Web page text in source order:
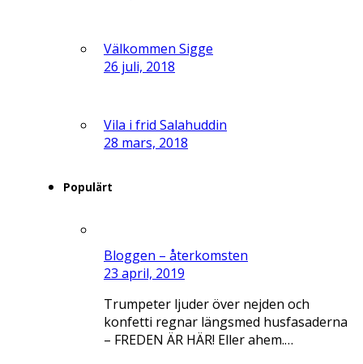
Välkommen Sigge
26 juli, 2018
Vila i frid Salahuddin
28 mars, 2018
Populärt
Bloggen – återkomsten
23 april, 2019
Trumpeter ljuder över nejden och
konfetti regnar längsmed husfasaderna
– FREDEN ÄR HÄR! Eller ahem.…